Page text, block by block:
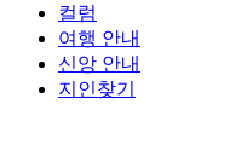
컬럼
여행 안내
신앙 안내
지인찾기